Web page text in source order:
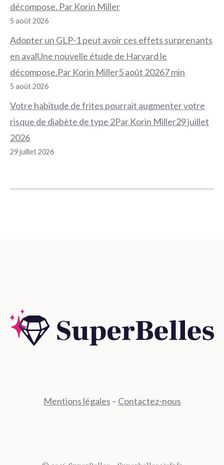
décompose. Par Korin Miller
5 août 2026
Adopter un GLP-1 peut avoir ces effets surprenants
en avalUne nouvelle étude de Harvard le
décompose.Par Korin Miller5 août 20267 min
5 août 2026
Votre habitude de frites pourrait augmenter votre
risque de diabète de type 2Par Korin Miller29 juillet
2026
29 juillet 2026
Mentions légales – Contactez-nous